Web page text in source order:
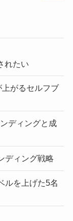
れたい
がるセルフブ
ディングと成
ディング戦略
ルを上げた5名